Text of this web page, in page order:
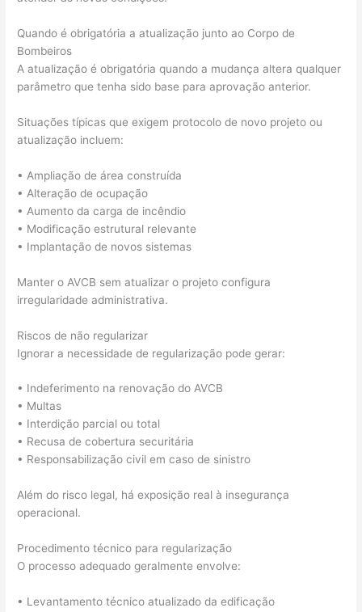
Quando é obrigatória a atualização junto ao Corpo de
Bombeiros
A atualização é obrigatória quando a mudança altera qualquer
parâmetro que tenha sido base para aprovação anterior.
Situações típicas que exigem protocolo de novo projeto ou
atualização incluem:
• Ampliação de área construída
• Alteração de ocupação
• Aumento da carga de incêndio
• Modificação estrutural relevante
• Implantação de novos sistemas
Manter o AVCB sem atualizar o projeto configura
irregularidade administrativa.
Riscos de não regularizar
Ignorar a necessidade de regularização pode gerar:
• Indeferimento na renovação do AVCB
• Multas
• Interdição parcial ou total
• Recusa de cobertura securitária
• Responsabilização civil em caso de sinistro
Além do risco legal, há exposição real à insegurança
operacional.
Procedimento técnico para regularização
O processo adequado geralmente envolve:
• Levantamento técnico atualizado da edificação